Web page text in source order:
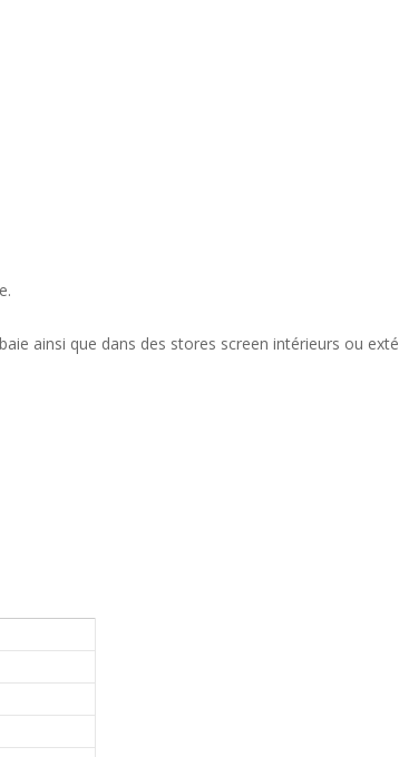
ainsi que dans des stores screen intérieurs ou